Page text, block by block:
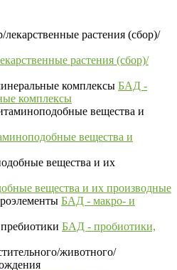
растения (сбор)/
БАД -
комплексы
вещества и
вещества и их производные
БАД - макро- и
БАД - пробиотики,